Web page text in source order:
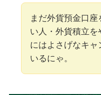
まだ外貨預金口
い人・外貨積立を
にはよさげなキャ
いるにゃ。